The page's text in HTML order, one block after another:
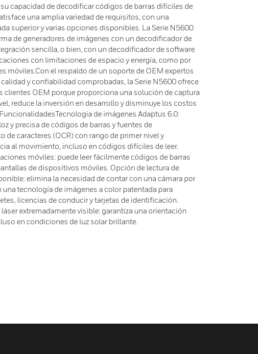
capacidad de decodificar códigos de barras difíciles de
una amplia variedad de requisitos, con una
superior y varias opciones disponibles. La Serie N5600
de generadores de imágenes con un decodificador de
sencilla, o bien, con un decodificador de software
con limitaciones de espacio y energía, como por
móviles.Con el respaldo de un soporte de OEM expertos
y confiabilidad comprobadas, la Serie N5600 ofrece
clientes OEM porque proporciona una solución de captura
reduce la inversión en desarrollo y disminuye los costos
de imágenes Adaptus 6.0:
y precisa de códigos de barras y fuentes de
de caracteres (OCR) con rango de primer nivel y
al movimiento, incluso en códigos difíciles de leer.
móviles: puede leer fácilmente códigos de barras
de dispositivos móviles. Opción de lectura de
elimina la necesidad de contar con una cámara por
una tecnología de imágenes a color patentada para
licencias de conducir y tarjetas de identificación.
extremadamente visible: garantiza una orientación
en condiciones de luz solar brillante.